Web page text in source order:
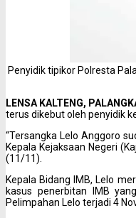
Penyidik tipikor Polresta
LENSA KALTENG,
terus dikebut oleh penyidik
“Tersangka Lelo Anggoro
Kepala Kejaksaan Negeri
(11/11).
Kepala Bidang IMB, Lelo
kasus penerbitan IMB
Pelimpahan Lelo terjadi 4